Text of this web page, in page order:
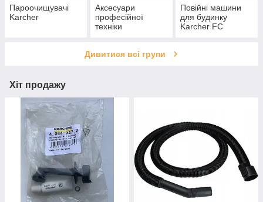
Пароочищувачі
Karcher
Аксесуари
професійної
техніки
Повійні машини
для будинку
Karcher FC
Дивитися всі групи
Хіт продажу